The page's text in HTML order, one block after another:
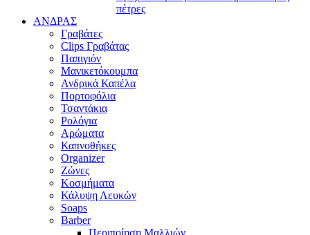
πέτρες
ΑΝΔΡΑΣ
Γραβάτες
Clips Γραβάτας
Παπιγιόν
Μανικετόκουμπα
Ανδρικά Καπέλα
Πορτοφόλια
Τσαντάκια
Ρολόγια
Αρώματα
Καπνοθήκες
Organizer
Ζώνες
Κοσμήματα
Κάλυψη Λευκών
Soaps
Barber
Περιποίηση Μαλλιών